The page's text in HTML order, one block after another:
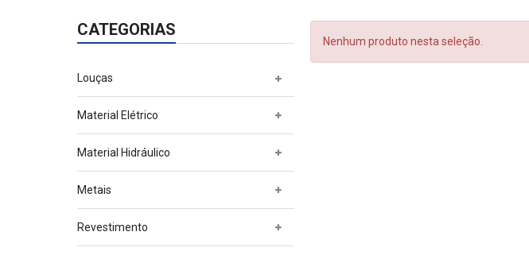
CATEGORIAS
Louças
Material Elétrico
Material Hidráulico
Metais
Revestimento
Nenhum produto nesta seleção.